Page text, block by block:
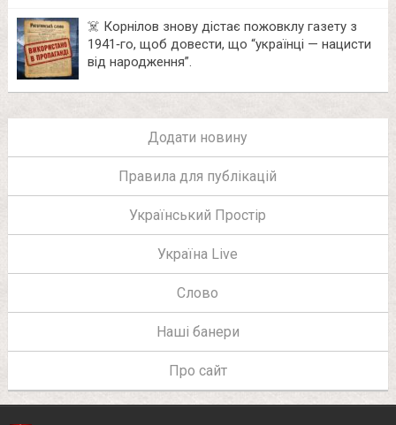
☠️ Корнілов знову дістає пожовклу газету з
1941‑го, щоб довести, що “українці — нацисти
від народження”.
Додати новину
Правила для публікацій
Український Простір
Україна Live
Слово
Наші банери
Про сайт